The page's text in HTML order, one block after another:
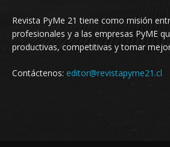
Revista PyMe 21 tiene como misión
profesionales y a las empresas PyME
productivas, competitivas y tomar
Contáctenos: editor@revistapyme21.cl